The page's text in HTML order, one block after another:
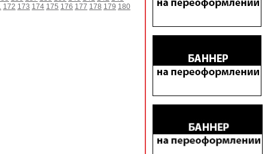
172 173 174 175 176 177 178 179 180